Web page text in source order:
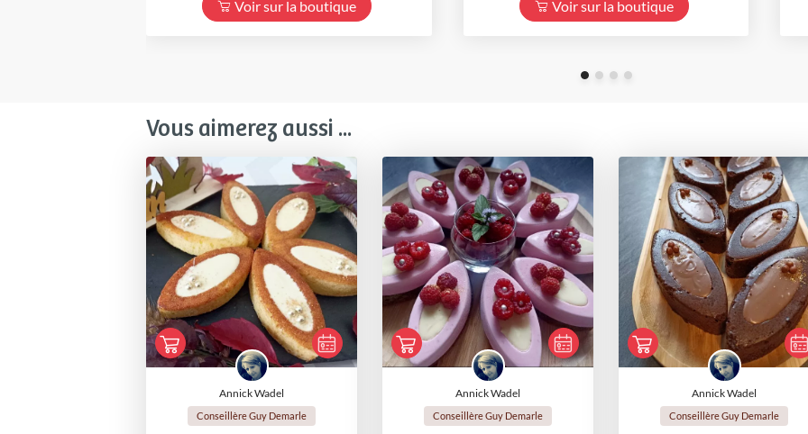
Voir sur la boutique Voir sur la boutique
Vous aimerez aussi ...
Annick Wadel
Conseillère Guy Demarle
Annick Wadel
Conseillère Guy Demarle
Annick Wadel
Conseillère Guy Demarle